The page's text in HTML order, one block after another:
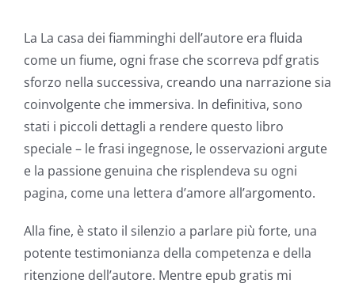
La La casa dei fiamminghi dell’autore era fluida
come un fiume, ogni frase che scorreva pdf gratis
sforzo nella successiva, creando una narrazione sia
coinvolgente che immersiva. In definitiva, sono
stati i piccoli dettagli a rendere questo libro
speciale – le frasi ingegnose, le osservazioni argute
e la passione genuina che risplendeva su ogni
pagina, come una lettera d’amore all’argomento.
Alla fine, è stato il silenzio a parlare più forte, una
potente testimonianza della competenza e della
ritenzione dell’autore. Mentre epub gratis mi